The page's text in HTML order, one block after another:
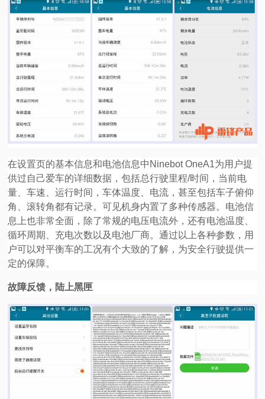
在设置页的基本信息和电池信息中Ninebot OneA1为用户提
供过自己爱车的详细数据，包括总行驶里程/时间，当前电
量、车速、运行时间，车体温度、电流，甚至包括车子俯仰
角、滚转角都有记录。可见机身内置了多种传感器。电池信
息上也非常全面，除了常规的电压电流外，还有电池温度、
循环周期、充电次数以及电池厂商。通过以上各种参数，用
户可以对平衡车的工况有个大致的了解，为安全行驶提供一
定的保障。
故障反馈，陆上黑匣